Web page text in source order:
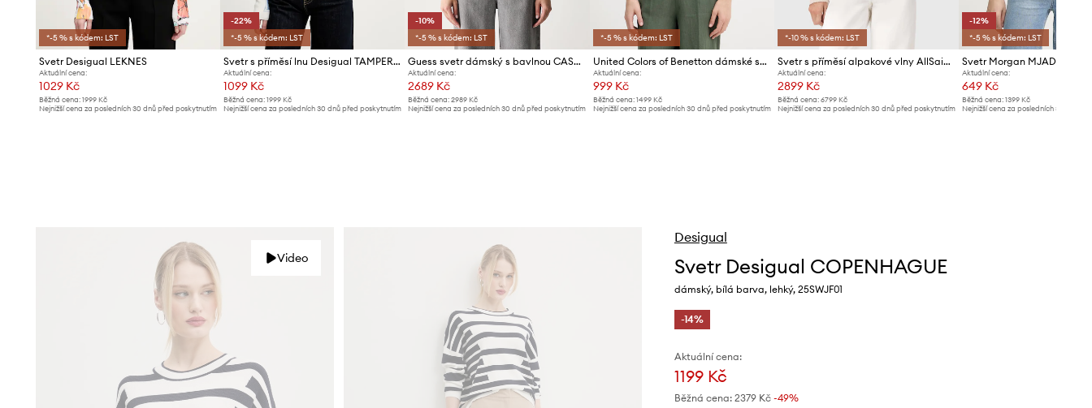
*-5 % s kódem: LST
Svetr Desigual LEKNES
Aktuální cena:
1029 Kč
Běžná cena: 1999 Kč
Nejnižší cena za posledních 30 dnů před poskytnutím
-22%
*-5 % s kódem: LST
Svetr s příměsí lnu Desigual TAMPERE
Aktuální cena:
1099 Kč
Běžná cena:1999 Kč
Nejnižší cena za posledních 30 dnů před poskytnutím
-10%
*-5 % s kódem: LST
Guess svetr dámský s bavlnou CASSANDRA
Aktuální cena:
2689 Kč
Běžná cena: 2989 Kč
Nejnižší cena za posledních 30 dnů před poskytnutím
*-5 % s kódem: LST
United Colors of Benetton dámské se lnem
Aktuální cena:
999 Kč
Běžná cena: 1499 Kč
Nejnižší cena za posledních 30 dnů před poskytnutím
*-10 % s kódem: LST
Svetr s příměsí alpakové vlny AllSaints
Aktuální cena:
2899 Kč
Běžná cena:6799 Kč
Nejnižší cena za posledních 30 dnů před poskytnutím
-12%
*-5 % s kódem: LST
Svetr Morgan MJAD
Aktuální cena:
649 Kč
Běžná cena: 1399 Kč
Nejnižší cena za posledních 30 dnů
Video
Desigual
Svetr Desigual COPENHAGUE
dámský, bílá barva, lehký, 25SWJF01
-14%
Aktuální cena:
1199 Kč
Běžná cena: 2379 Kč-49%